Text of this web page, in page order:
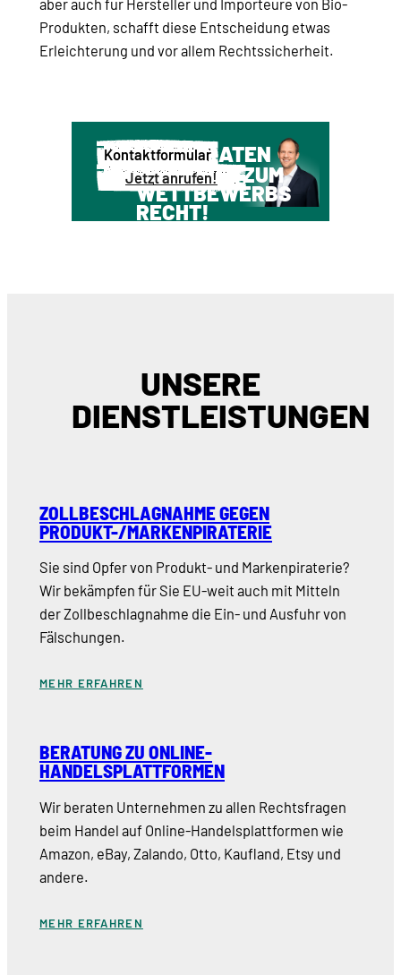
aber auch für Hersteller und Importeure von Bio-
Produkten, schafft diese Entscheidung etwas
Erleichterung und vor allem Rechtssicherheit.
WIR BERATEN
SIE GERNE ZUM
WETTBEWERBS
RECHT!
Kontaktformular
Jetzt anrufen!
UNSERE
DIENSTLEISTUNGEN
ZOLLBESCHLAGNAHME GEGEN
PRODUKT-/MARKENPIRATERIE
Sie sind Opfer von Produkt- und Markenpiraterie?
Wir bekämpfen für Sie EU-weit auch mit Mitteln
der Zollbeschlagnahme die Ein- und Ausfuhr von
Fälschungen.
MEHR ERFAHREN
BERATUNG ZU ONLINE-
HANDELSPLATTFORMEN
Wir beraten Unternehmen zu allen Rechtsfragen
beim Handel auf Online-Handelsplattformen wie
Amazon, eBay, Zalando, Otto, Kaufland, Etsy und
andere.
MEHR ERFAHREN